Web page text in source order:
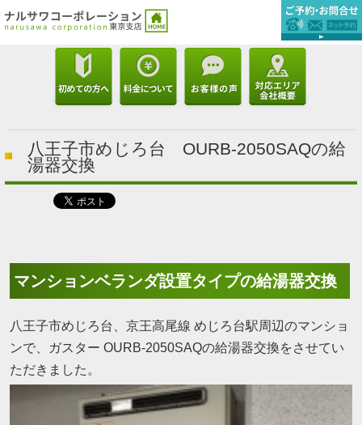
八王子市めじろ台 OURB-2050SAQの給
湯器交換
マンションベランダ設置タイプの給湯器交換
八王子市めじろ台、京王高尾線 めじろ台駅周辺のマンショ
ンで、ガスター OURB-2050SAQの給湯器交換をさせてい
ただきました。